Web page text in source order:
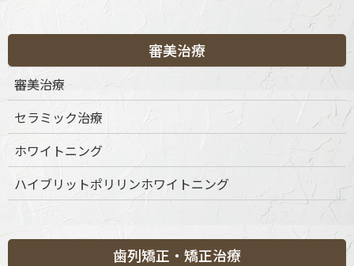
ご予約・お問合せ：
インターネット予約：
診療時間 土
9:30-13:30
◎ ◎ ◎ ◎ ◎ ◎ ◎
◎
15:00-19:00
◎
◎
※休診日：不定休
審美治療
審美治療
セラミック治療
ホワイトニング
ハイブリットポリリンホワイトニング
歯列矯正・矯正治療